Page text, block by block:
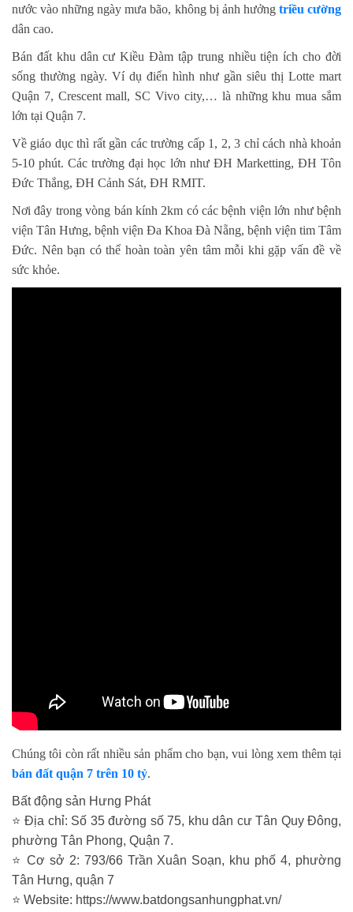
nước vào những ngày mưa bão, không bị ảnh hưởng triều cường
dân cao.
Bán đất khu dân cư Kiều Đàm tập trung nhiều tiện ích cho đời
sống thường ngày. Ví dụ điển hình như gần siêu thị Lotte mart
Quận 7, Crescent mall, SC Vivo city,… là những khu mua sắm
lớn tại Quận 7.
Về giáo dục thì rất gần các trường cấp 1, 2, 3 chỉ cách nhà khoản
5-10 phút. Các trường đại học lớn như ĐH Marketting, ĐH Tôn
Đức Thắng, ĐH Cảnh Sát, ĐH RMIT.
Nơi đây trong vòng bán kính 2km có các bệnh viện lớn như bệnh
viện Tân Hưng, bệnh viện Đa Khoa Đà Nẵng, bệnh viện tim Tâm
Đức. Nên bạn có thể hoàn toàn yên tâm mỗi khi gặp vấn đề về
sức khỏe.
Chúng tôi còn rất nhiều sản phẩm cho bạn, vui lòng xem thêm tại
bán đất quận 7 trên 10 tỷ.
Bất động sản Hưng Phát
⭐ Địa chỉ: Số 35 đường số 75, khu dân cư Tân Quy Đông,
phường Tân Phong, Quận 7.
⭐ Cơ sở 2: 793/66 Trần Xuân Soạn, khu phố 4, phường
Tân Hưng, quận 7
⭐ Website: https://www.batdongsanhungphat.vn/